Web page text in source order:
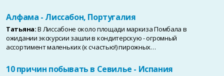
Алфама - Лиссабон, Португалия
Татьяна:В Лиссабоне около площади маркиза Помбала в
ожидании экскурсии зашли в кондитерскую - огромный
ассортимент маленьких (к счастью!) пирожных…
10 причин побывать в Севилье - Испания